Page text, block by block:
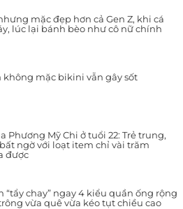
mặc đẹp hơn cả Gen Z, khi cá
lúc lại bánh bèo như cô nữ chính
không mặc bikini vẫn gây sốt
Phương Mỹ Chi ở tuổi 22: Trẻ trung,
ngờ với loạt item chỉ vài trăm
được
“tẩy chay” ngay 4 kiểu quần ống rộng
vừa quê vừa kéo tụt chiều cao